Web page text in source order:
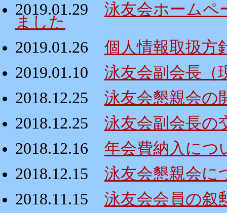
2019.01.29
泳友会ホームペ
ました
2019.01.26
個人情報取扱方
2019.01.10
泳友会副会長（
2018.12.25
泳友会懇親会の
2018.12.25
泳友会副会長の
2018.12.16
年会費納入につ
2018.12.15
泳友会懇親会に
2018.11.15
泳友会会員の叙